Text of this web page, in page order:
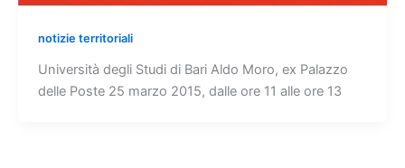
notizie territoriali
Università degli Studi di Bari Aldo Moro, ex Palazzo
delle Poste 25 marzo 2015, dalle ore 11 alle ore 13